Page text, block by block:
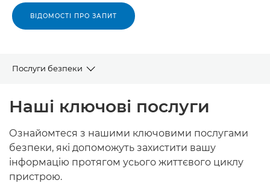
ВІДОМОСТІ ПРО ЗАПИТ
Послуги безпеки
НАШІ ПОСЛУГИ
ДОСТУПНІ ЗА ПЕРЕДПЛАТОЮ ПОСЛУГИ
СХОЖА ПРОДУКЦІЯ
Наші ключові послуги
Ознайомтеся з нашими ключовими послугами
безпеки, які допоможуть захистити вашу
інформацію протягом усього життєвого циклу
пристрою.